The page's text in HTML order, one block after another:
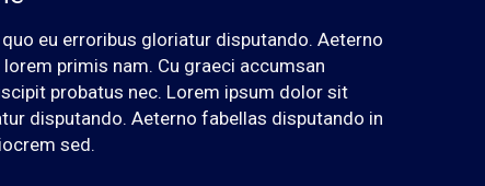
eu erroribus gloriatur disputando. Aeterno
primis nam. Cu graeci accumsan
probatus nec. Lorem ipsum dolor sit
disputando. Aeterno fabellas disputando in
sed.